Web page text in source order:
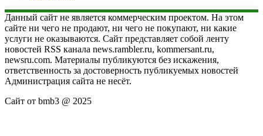
Данный сайт не является коммерческим проектом. На этом
сайте ни чего не продают, ни чего не покупают, ни какие
услуги не оказываются. Сайт представляет собой ленту
новостей RSS канала news.rambler.ru, kommersant.ru,
newsru.com. Материалы публикуются без искажения,
ответственность за достоверность публикуемых новостей
Администрация сайта не несёт.
Сайт от bmb3 @ 2025